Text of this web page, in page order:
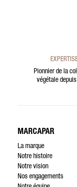
Pionnier de la
végétale
MARCAPAR
La marque
Notre histoire
Notre vision
Nos engagements